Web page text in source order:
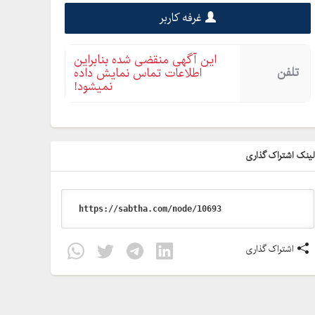
غرفه کاربر
تلفن
این آگهی منقضی شده بنابراین
اطلاعات تماس نمایش داده
نمیشود!
اشتراک گذاری
اشتراک گذاری